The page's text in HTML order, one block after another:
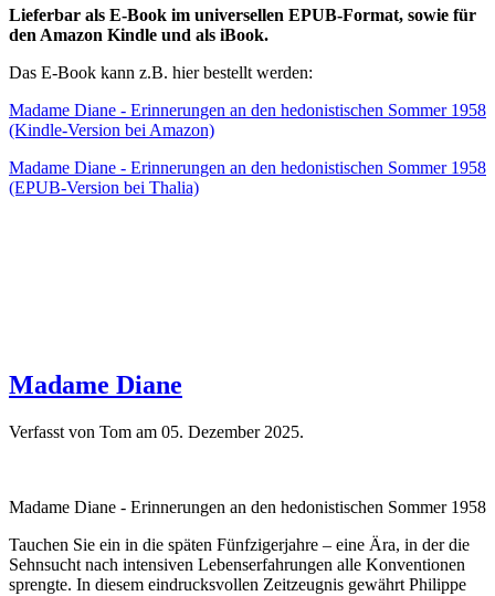
Lieferbar als E-Book im universellen EPUB-Format, sowie für
den Amazon Kindle und als iBook.
Das E-Book kann z.B. hier bestellt werden:
Madame Diane - Erinnerungen an den hedonistischen Sommer 1958
(Kindle-Version bei Amazon)
Madame Diane - Erinnerungen an den hedonistischen Sommer 1958
(EPUB-Version bei Thalia)
Madame Diane
Verfasst von Tom am 05. Dezember 2025.
Madame Diane - Erinnerungen an den hedonistischen Sommer 1958
Tauchen Sie ein in die späten Fünfzigerjahre – eine Ära, in der die
Sehnsucht nach intensiven Lebenserfahrungen alle Konventionen
sprengte. In diesem eindrucksvollen Zeitzeugnis gewährt Philippe